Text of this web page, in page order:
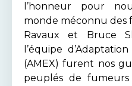
l’honneur pour
monde méconnu des
Ravaux et Bruce
l’équipe
(AMEX) furent nos
peuplés de